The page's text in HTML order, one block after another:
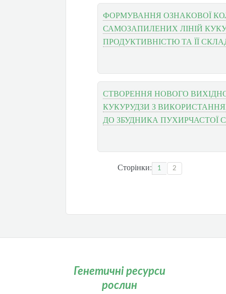
ФОРМУВАННЯ ОЗНАКОВОЇ
САМОЗАПИЛЕНИХ ЛІНІЙ
ПРОДУКТИВНІСТЮ ТА ЇЇ
СТВОРЕННЯ НОВОГО
КУКУРУДЗИ З
ДО ЗБУДНИКА ПУХИРЧАСТОЇ
Сторінки: 1 2
Генетичні ресурси
рослин